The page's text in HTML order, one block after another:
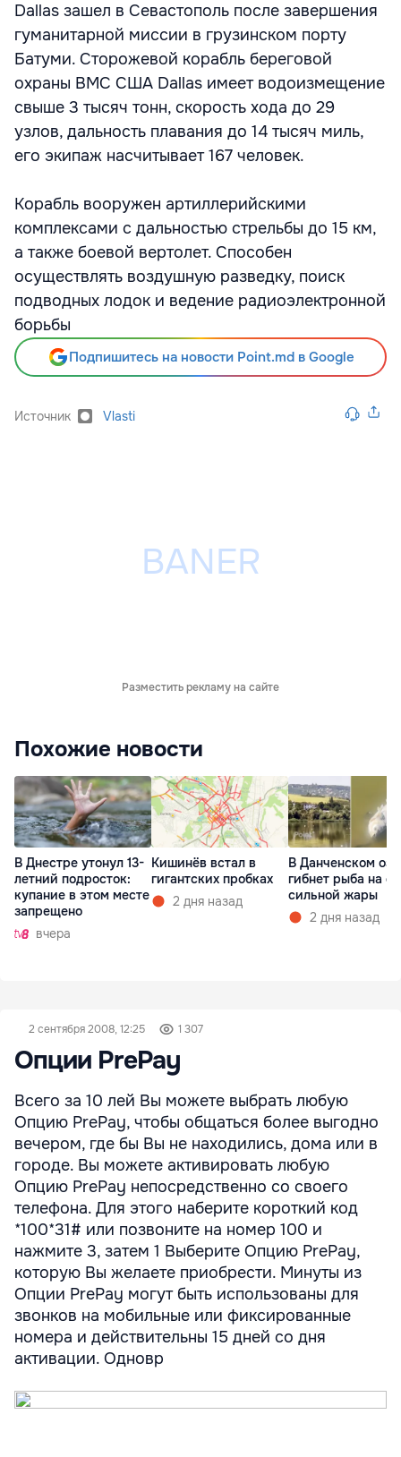
Dallas зашел в Севастополь после завершения
гуманитарной миссии в грузинском порту
Батуми. Сторожевой корабль береговой
охраны ВМС США Dallas имеет водоизмещение
свыше 3 тысяч тонн, скорость хода до 29
узлов, дальность плавания до 14 тысяч миль,
его экипаж насчитывает 167 человек.
Корабль вооружен артиллерийскими
комплексами с дальностью стрельбы до 15 км,
а также боевой вертолет. Способен
осуществлять воздушную разведку, поиск
подводных лодок и ведение радиоэлектронной
борьбы
Подпишитесь на новости Point.md в Google
Источник Vlasti
Разместить рекламу на сайте
Похожие новости
В Днестре утонул 13-
летний подросток:
купание в этом месте
запрещено
вчера
Кишинёв встал в
гигантских пробках
2 дня назад
В Данченском
гибнет рыба на
сильной жары
2 дня назад
2 сентября 2008, 12:25 1 307
Опции PrePay
Всего за 10 лей Вы можете выбрать любую
Опцию PrePay, чтобы общаться более выгодно
вечером, где бы Вы не находились, дома или в
городе. Вы можете активировать любую
Опцию PrePay непосредственно со своего
телефона. Для этого наберите короткий код
*100*31# или позвоните на номер 100 и
нажмите 3, затем 1 Выберите Опцию PrePay,
которую Вы желаете приобрести. Минуты из
Опции PrePay могут быть использованы для
звонков на мобильные или фиксированные
номера и действительны 15 дней со дня
активации. Одновр